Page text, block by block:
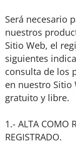
Será necesario
nuestros
Sitio Web, el
siguientes
consulta de los
en nuestro Sitio
gratuito y libre.
1.- ALTA COMO
REGISTRADO.